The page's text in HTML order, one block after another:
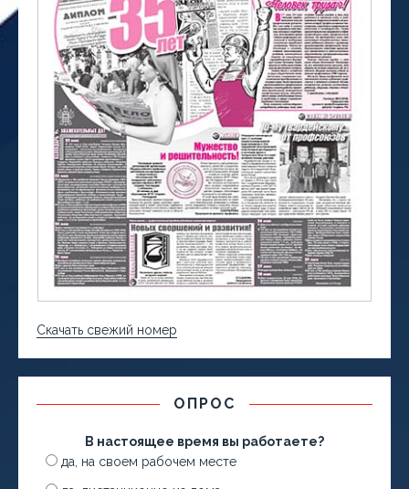
Скачать свежий номер
ОПРОС
В настоящее время вы работаете?
да, на своем рабочем месте